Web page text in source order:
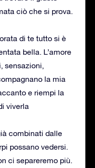
ciò che si prova.
di te tutto si è
bella. L’amore
sensazioni,
la mia
e riempi la
viverla
combinati dalle
possano vedersi.
ci separeremo più.